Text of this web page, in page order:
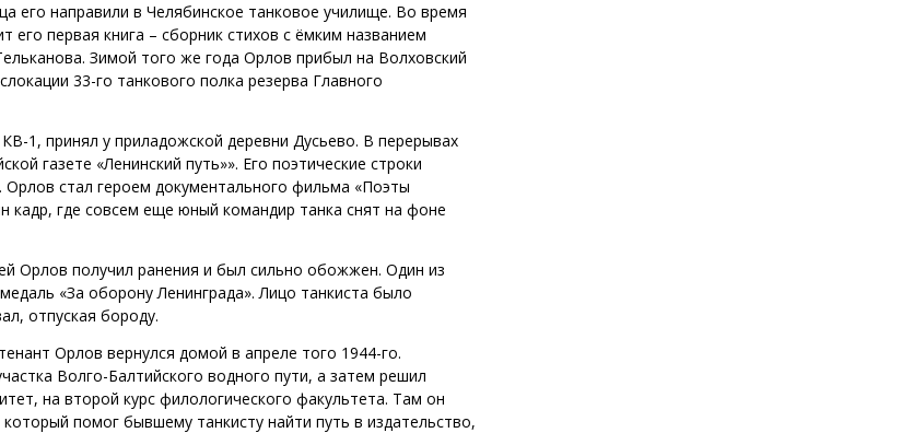
его направили в Челябинское танковое училище. Во время
его первая книга – сборник стихов с ёмким названием
Зимой того же года Орлов прибыл на Волховский
33-го танкового полка резерва Главного
1, принял у приладожской деревни Дусьево. В перерывах
газете «Ленинский путь»». Его поэтические строки
стал героем документального фильма «Поэты
кадр, где совсем еще юный командир танка снят на фоне
Орлов получил ранения и был сильно обожжен. Один из
«За оборону Ленинграда». Лицо танкиста было
отпуская бороду.
Орлов вернулся домой в апреле того 1944-го.
Волго-Балтийского водного пути, а затем решил
на второй курс филологического факультета. Там он
помог бывшему танкисту найти путь в издательство,